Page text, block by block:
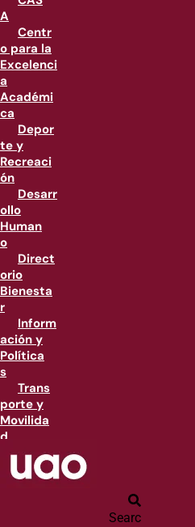
A
Centr
o para la
Excelenci
a
Académi
ca
Depor
te y
Recreaci
ón
Desarr
ollo
Human
o
Direct
orio
Bienesta
r
Inform
ación y
Política
s
Trans
porte y
Movilida
d
Searc